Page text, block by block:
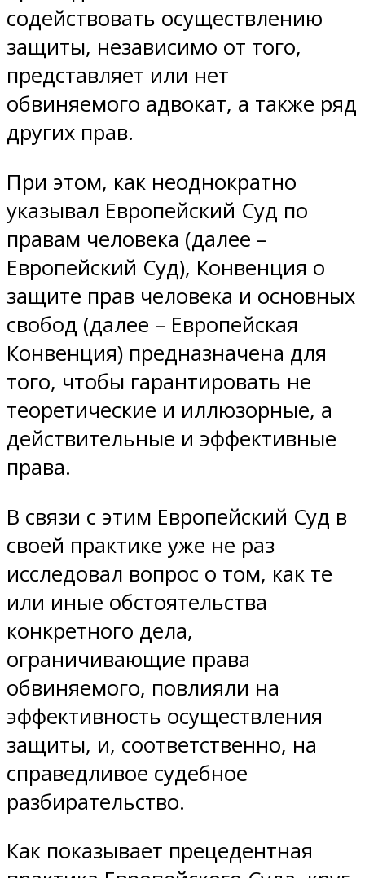
содействовать осуществлению
защиты, независимо от того,
представляет или нет
обвиняемого адвокат, а также ряд
других прав.
При этом, как неоднократно
указывал Европейский Суд по
правам человека (далее –
Европейский Суд), Конвенция о
защите прав человека и основных
свобод (далее – Европейская
Конвенция) предназначена для
того, чтобы гарантировать не
теоретические и иллюзорные, а
действительные и эффективные
права.
В связи с этим Европейский Суд в
своей практике уже не раз
исследовал вопрос о том, как те
или иные обстоятельства
конкретного дела,
ограничивающие права
обвиняемого, повлияли на
эффективность осуществления
защиты, и, соответственно, на
справедливое судебное
разбирательство.
Как показывает прецедентная